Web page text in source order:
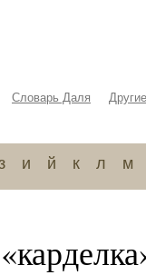
Словарь Даля
и й к л м